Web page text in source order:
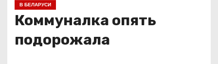
В БЕЛАРУСИ
Коммуналка опять
подорожала